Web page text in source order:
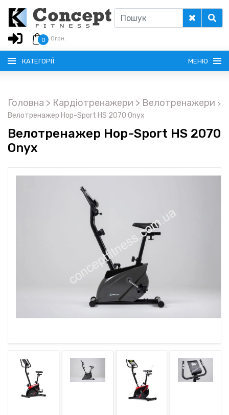
0 0грн.
КАТЕГОРІЇ МЕНЮ
РУССКИЙ
ГОЛОВНА
(093) 170-98-23
Головна > Кардіотренажери > Велотренажери >
Велотренажер Hop-Sport HS 2070 Onyx
Велотренажер Hop-Sport HS 2070
Onyx